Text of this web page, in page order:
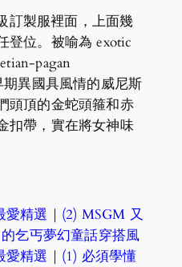
訂製服裡面，上面幾
登位。被喻為 exotic
pagan
異國具風情的威尼斯
頭頂的金蛇頭箍和赤
扣帶，實在將女神味
愛精選｜(2) MSGM 又
乞丐夢幻童話穿搭風
愛精選｜(1) 必須學懂